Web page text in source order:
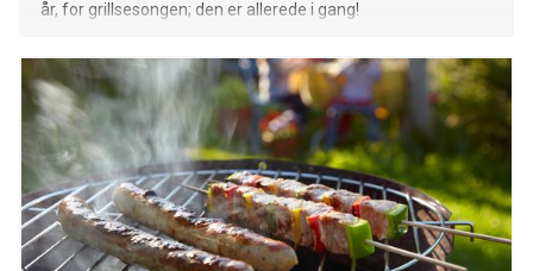
år, for grillsesongen; den er allerede i gang!